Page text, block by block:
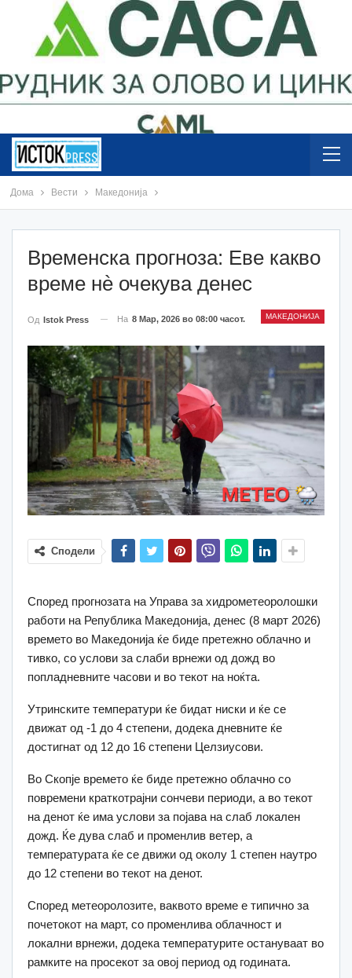
Дома Вести Македонија
Временска прогноза: Еве какво
време нè очекува денес
МАКЕДОНИЈА
Од Istok Press На 8 Мар, 2026 во 08:00 часот.
Сподели
Според прогнозата на Управа за хидрометеоролошки
работи на Република Македонија, денес (8 март 2026)
времето во Македонија ќе биде претежно облачно и
тивко, со услови за слаби врнежи од дожд во
попладневните часови и во текот на ноќта.
Утринските температури ќе бидат ниски и ќе се
движат од -1 до 4 степени, додека дневните ќе
достигнат од 12 до 16 степени Целзиусови.
Во Скопје времето ќе биде претежно облачно со
повремени краткотрајни сончеви периоди, а во текот
на денот ќе има услови за појава на слаб локален
дожд. Ќе дува слаб и променлив ветер, а
температурата ќе се движи од околу 1 степен наутро
до 12 степени во текот на денот.
Според метеоролозите, ваквото време е типично за
почетокот на март, со променлива облачност и
локални врнежи, додека температурите остануваат во
рамките на просекот за овој период од годината.